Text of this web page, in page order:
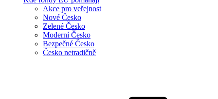
Akce pro veřejnost
Nové Česko
Zelené Česko
Moderní Česko
Bezpečné Česko
Česko netradičně